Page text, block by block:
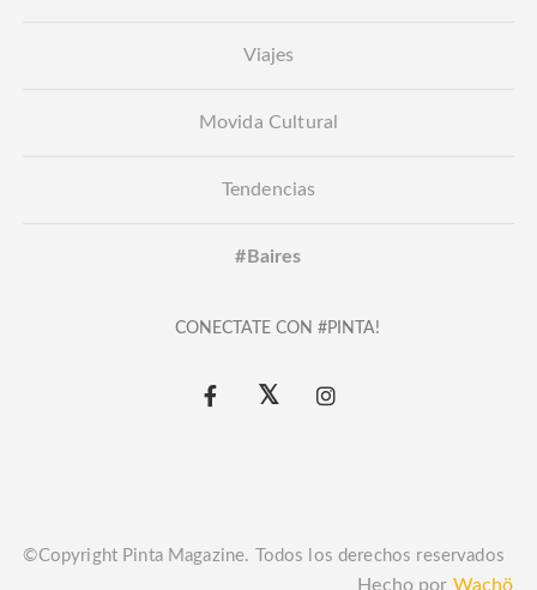
Viajes
Movida Cultural
Tendencias
#Baires
CONECTATE CON #PINTA!
©Copyright Pinta Magazine. Todos los derechos reservados
Hecho por Wachö